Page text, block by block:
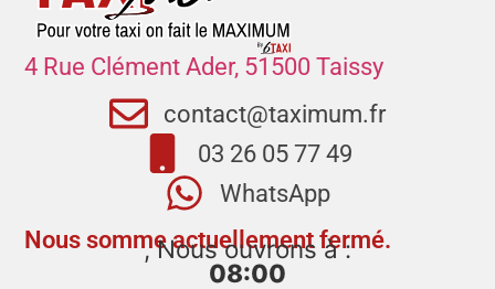
4 Rue Clément Ader, 51500 Taissy
contact@taximum.fr
03 26 05 77 49
WhatsApp
Nous somme actuellement fermé.
, Nous ouvrons à :
08:00